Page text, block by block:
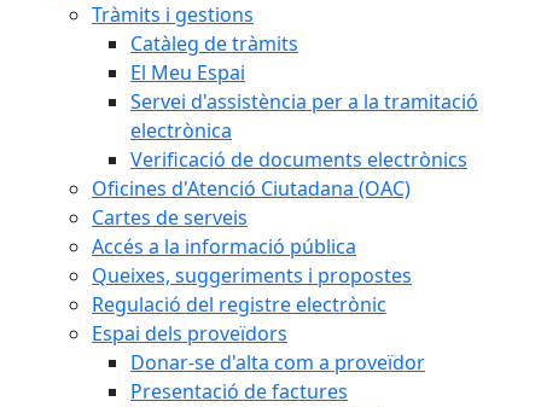
Tràmits i gestions
Catàleg de tràmits
El Meu Espai
Servei d'assistència per a la tramitació
electrònica
Verificació de documents electrònics
Oficines d'Atenció Ciutadana (OAC)
Cartes de serveis
Accés a la informació pública
Queixes, suggeriments i propostes
Regulació del registre electrònic
Espai dels proveïdors
Donar-se d'alta com a proveïdor
Presentació de factures